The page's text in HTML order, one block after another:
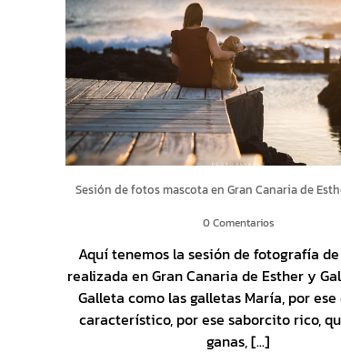
Sesión de fotos mascota en Gran Canaria de
0 Comentarios
Aquí tenemos la sesión de fotografía
realizada en Gran Canaria de Esther y
Galleta como las galletas María, por
característico, por ese saborcito rico,
ganas, [...]